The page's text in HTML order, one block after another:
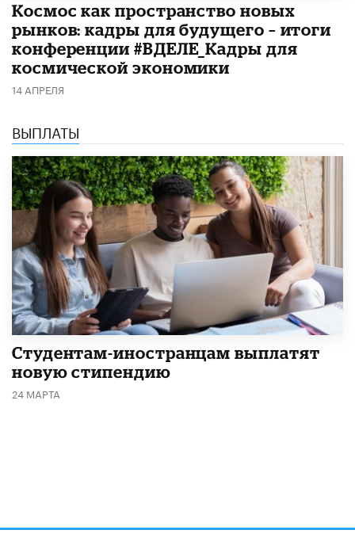
Космос как пространство новых
рынков: кадры для будущего – итоги
конференции #ВДЕЛЕ_Кадры для
космической экономики
14 АПРЕЛЯ
ВЫПЛАТЫ
Студентам-иностранцам выплатят
новую стипендию
24 МАРТА